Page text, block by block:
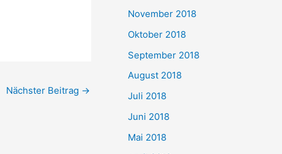
Nächster Beitrag →
November 2018
Oktober 2018
September 2018
August 2018
Juli 2018
Juni 2018
Mai 2018